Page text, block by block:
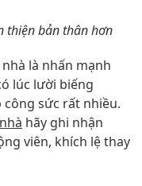
thiện bản thân hơn
là nhấn mạnh
lúc lười biếng
sức rất nhiều.
hãy ghi nhận
viên, khích lệ thay